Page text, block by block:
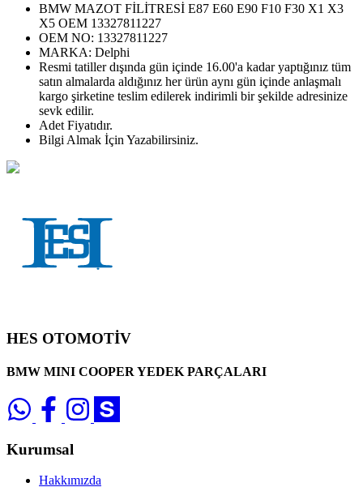
BMW MAZOT FİLİTRESİ E87 E60 E90 F10 F30 X1 X3
X5 OEM 13327811227
OEM NO: 13327811227
MARKA: Delphi
Resmi tatiller dışında gün içinde 16.00'a kadar yaptığınız tüm
satın almalarda aldığınız her ürün aynı gün içinde anlaşmalı
kargo şirketine teslim edilerek indirimli bir şekilde adresinize
sevk edilir.
Adet Fiyatıdır.
Bilgi Almak İçin Yazabilirsiniz.
HES OTOMOTİV
BMW MINI COOPER YEDEK PARÇALARI
Kurumsal
Hakkımızda